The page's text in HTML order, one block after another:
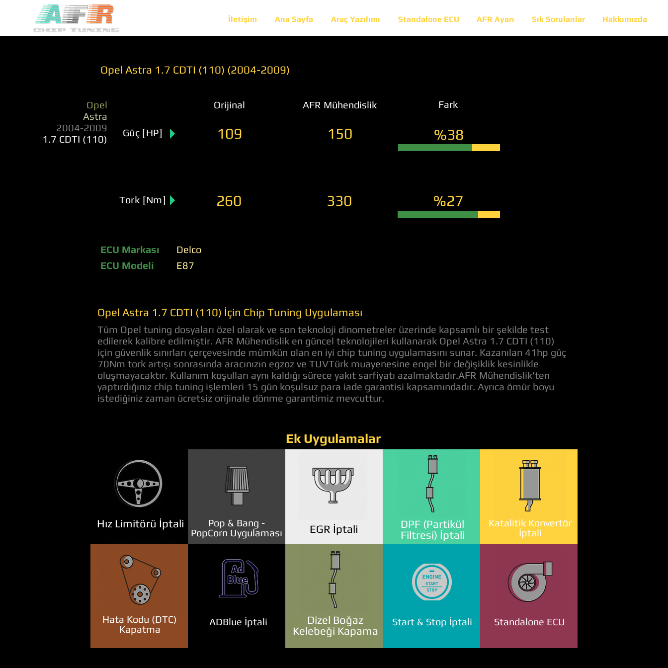
İletişim Ana Sayfa Araç Yazılımı Standalone ECU AFR Ayarı Sık Sorulanlar Hakkımızda
Opel Astra 1.7 CDTI (110) (2004-2009)
Opel
Astra
2004-2009
1.7 CDTI (110)
Orijinal AFR Mühendislik Fark
Güç [HP] 109 150 %38
Tork [Nm] 260 330 %27
ECU Markası
ECU Modeli
Delco
E87
Opel Astra 1.7 CDTI (110) İçin Chip Tuning Uygulaması
Tüm Opel tuning dosyaları özel olarak ve son teknoloji dinometreler üzerinde kapsamlı bir şekilde test
edilerek kalibre edilmiştir. AFR Mühendislik en güncel teknolojileri kullanarak Opel Astra 1.7 CDTI (110)
için güvenlik sınırları çerçevesinde mümkün olan en iyi chip tuning uygulamasını sunar. Kazanılan 41hp güç
70Nm tork artışı sonrasında aracınızın egzoz ve TUVTürk muayenesine engel bir değişiklik kesinlikle
oluşmayacaktır. Kullanım koşulları aynı kaldığı sürece yakıt sarfiyatı azalmaktadır.AFR Mühendislik'ten
yaptırdığınız chip tuning işlemleri 15 gün koşulsuz para iade garantisi kapsamındadır. Ayrıca ömür boyu
istediğiniz zaman ücretsiz orijinale dönme garantimiz mevcuttur.
Ek Uygulamalar
Hız Limitörü İptali
Pop & Bang -
PopCorn Uygulaması
DPF (Partikül
Filtresi) İptali
Katalitik Konvertör
İptali
EGR İptali
Hata Kodu (DTC)
Kapatma
ADBlue İptali
Dizel Boğaz
Kelebeği Kapama
Start & Stop İptali Standalone ECU